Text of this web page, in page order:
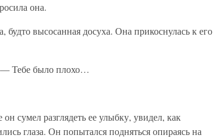
она.
высосанная досуха. Она прикоснулась к его
Тебе было плохо…
сумел разглядеть ее улыбку, увидел, как
глаза. Он попытался подняться опираясь на